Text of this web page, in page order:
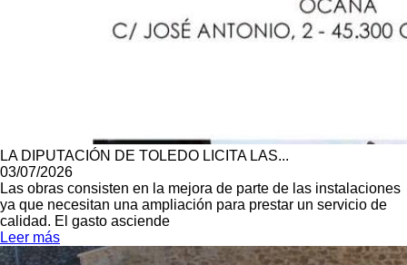
LA DIPUTACIÓN DE TOLEDO LICITA LAS...
03/07/2026
Las obras consisten en la mejora de parte de las instalaciones
ya que necesitan una ampliación para prestar un servicio de
calidad. El gasto asciende
Leer más